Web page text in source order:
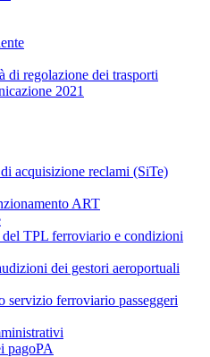
di regolazione dei trasporti
2021
acquisizione reclami (SiTe)
ART
TPL ferroviario e condizioni
dei gestori aeroportuali
servizio ferroviario passeggeri
pagoPA